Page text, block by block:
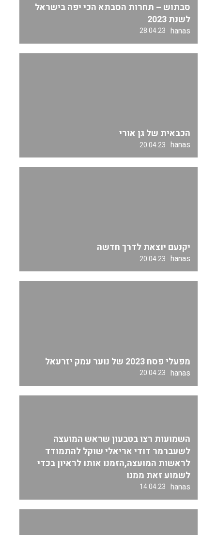
סבתוש – תחרות הסבתא הכי יפה בישראל
לשנת 2023
hanas
28.04.23
הכבאית של גן אורי
hanas
20.04.23
יקנעם יוצאת לדרך חדשה
hanas
20.04.23
מפעלי פסח 2023 של נוער עמק יזרעאל
hanas
20.04.23
השמועות רצו בטבעון שראש המועצה
לשעברמר דודי אריאלי שוקל להתמודד
לראשות המועצה,הזמנו אותו לראיון בכדי
לשמוע זאת ממנו
hanas
14.04.23